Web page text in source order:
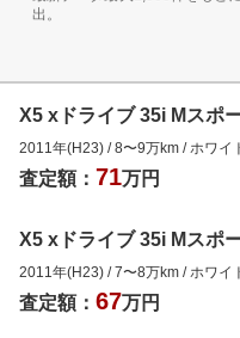
出。
X5 xドライブ 35i Mスポ
2011年(H23) /8〜9万km / ホワイ
査定額： 71万円
X5 xドライブ 35i Mスポ
2011年(H23) /7〜8万km / ホワイ
査定額： 67万円